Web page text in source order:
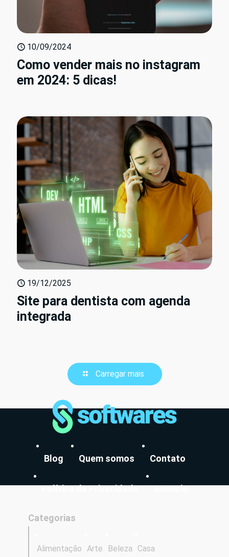
10/09/2024
Como vender mais no instagram
em 2024: 5 dicas!
19/12/2025
Site para dentista com agenda
integrada
Carregar mais
Blog Quem somos Contato
Política de Privacidade Anuncie
Categorias
Alimentação Arte Beleza Casa